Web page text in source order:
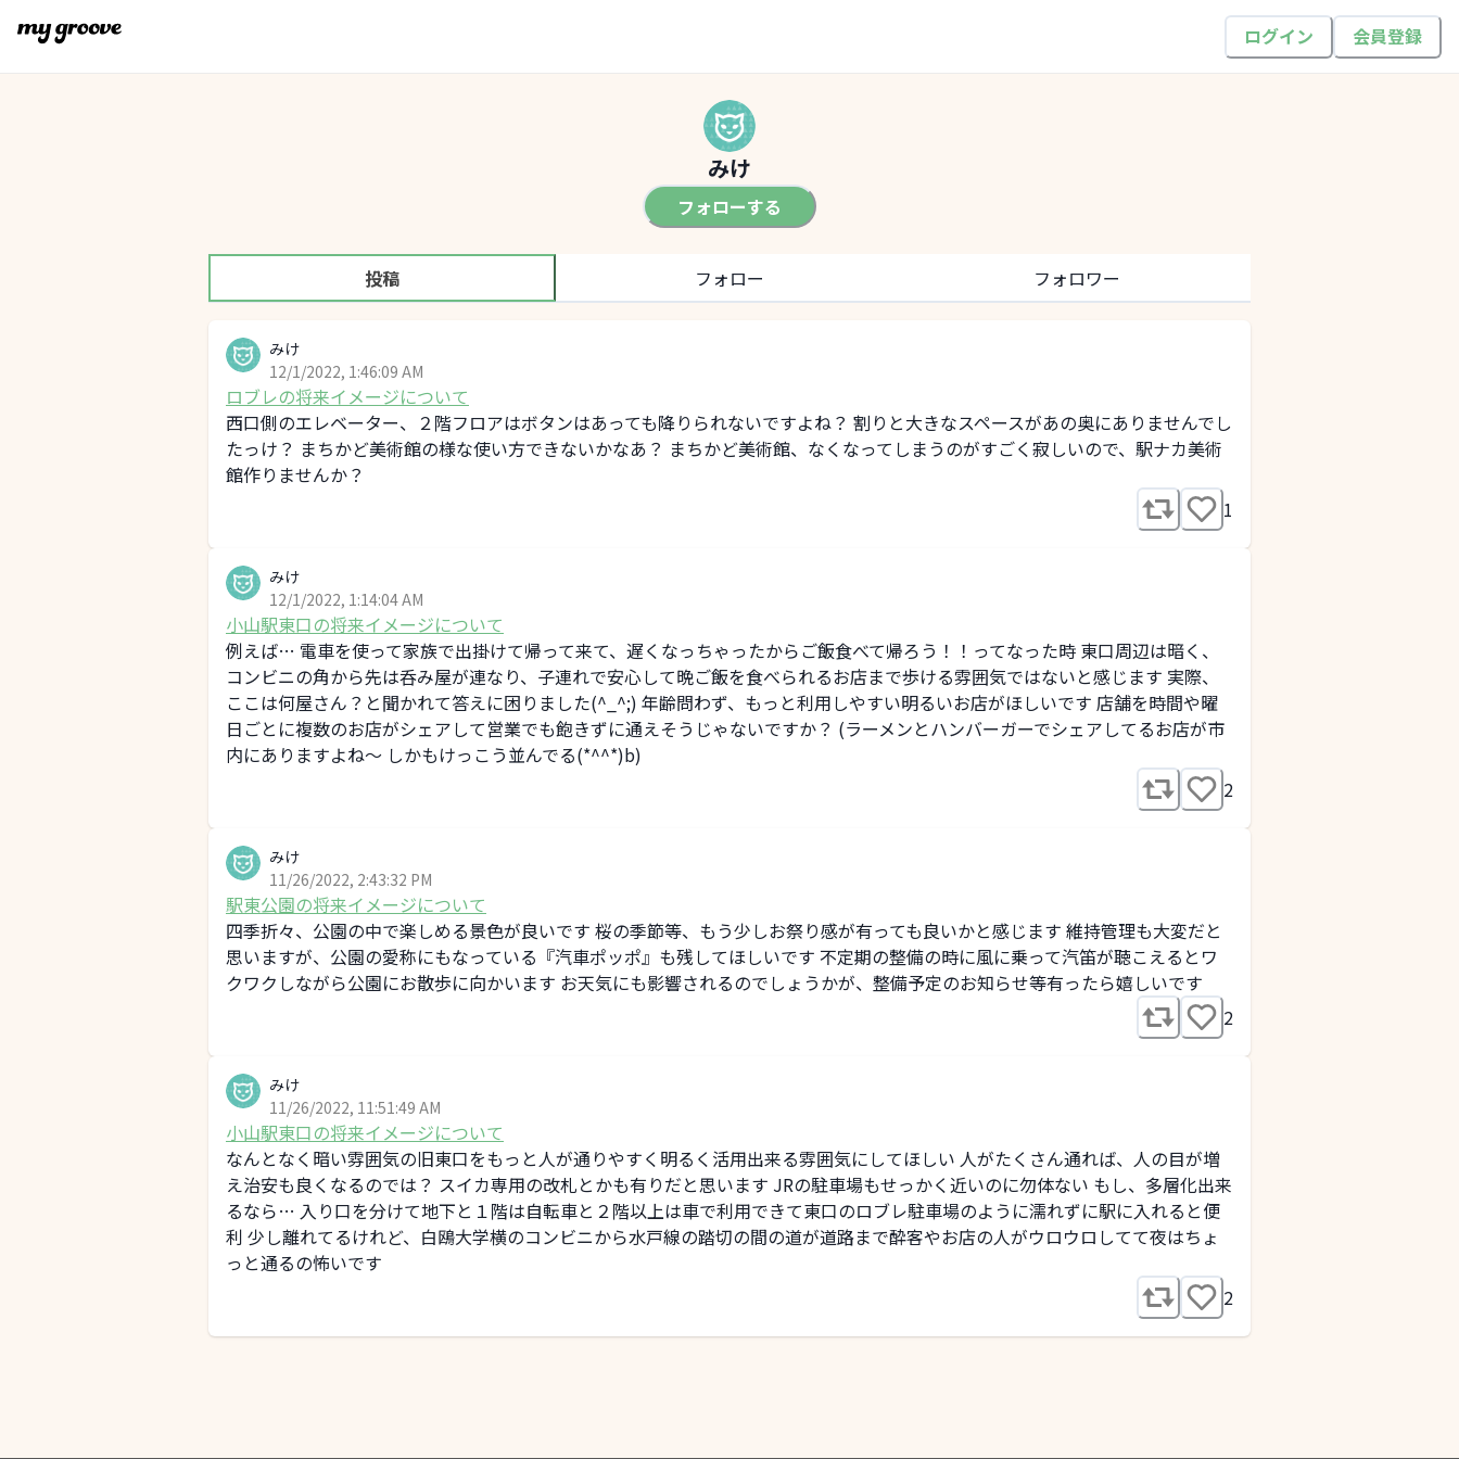
ログイン 会員登録
みけ
フォローする
投稿 フォロー フォロワー
みけ
12/1/2022, 1:46:09 AM
ロブレの将来イメージについて
西口側のエレベーター、２階フロアはボタンはあっても降りられないですよね？ 割りと大きなスペースがあの奥にありませんでし
たっけ？ まちかど美術館の様な使い方できないかなあ？ まちかど美術館、なくなってしまうのがすごく寂しいので、駅ナカ美術
館作りませんか？
1
みけ
12/1/2022, 1:14:04 AM
小山駅東口の将来イメージについて
例えば… 電車を使って家族で出掛けて帰って来て、遅くなっちゃったからご飯食べて帰ろう！！ってなった時 東口周辺は暗く、
コンビニの角から先は呑み屋が連なり、子連れで安心して晩ご飯を食べられるお店まで歩ける雰囲気ではないと感じます 実際、
ここは何屋さん？と聞かれて答えに困りました(^_^;) 年齢問わず、もっと利用しやすい明るいお店がほしいです 店舗を時間や曜
日ごとに複数のお店がシェアして営業でも飽きずに通えそうじゃないですか？ (ラーメンとハンバーガーでシェアしてるお店が市
内にありますよね～ しかもけっこう並んでる(*^^*)b)
2
みけ
11/26/2022, 2:43:32 PM
駅東公園の将来イメージについて
四季折々、公園の中で楽しめる景色が良いです 桜の季節等、もう少しお祭り感が有っても良いかと感じます 維持管理も大変だと
思いますが、公園の愛称にもなっている『汽車ポッポ』も残してほしいです 不定期の整備の時に風に乗って汽笛が聴こえるとワ
クワクしながら公園にお散歩に向かいます お天気にも影響されるのでしょうかが、整備予定のお知らせ等有ったら嬉しいです
2
みけ
11/26/2022, 11:51:49 AM
小山駅東口の将来イメージについて
なんとなく暗い雰囲気の旧東口をもっと人が通りやすく明るく活用出来る雰囲気にしてほしい 人がたくさん通れば、人の目が増
え治安も良くなるのでは？ スイカ専用の改札とかも有りだと思います JRの駐車場もせっかく近いのに勿体ない もし、多層化出来
るなら… 入り口を分けて地下と１階は自転車と２階以上は車で利用できて東口のロブレ駐車場のように濡れずに駅に入れると便
利 少し離れてるけれど、白鴎大学横のコンビニから水戸線の踏切の間の道が道路まで酔客やお店の人がウロウロしてて夜はちょ
っと通るの怖いです
2